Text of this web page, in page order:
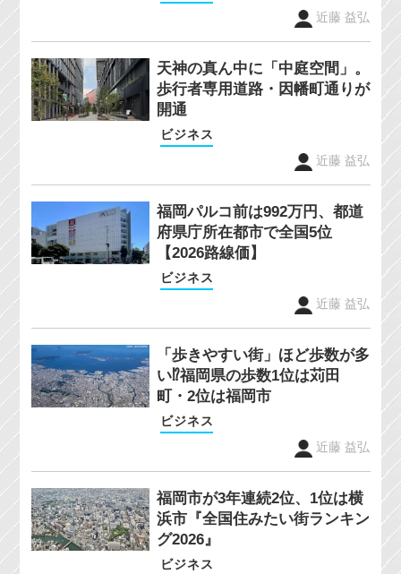
近藤 益弘
天神の真ん中に「中庭空間」。
歩行者専用道路・因幡町通りが
開通
ビジネス
近藤 益弘
福岡パルコ前は992万円、都道
府県庁所在都市で全国5位
【2026路線価】
ビジネス
近藤 益弘
「歩きやすい街」ほど歩数が多
い⁉福岡県の歩数1位は苅田
町・2位は福岡市
ビジネス
近藤 益弘
福岡市が3年連続2位、1位は横
浜市『全国住みたい街ランキン
グ2026』
ビジネス